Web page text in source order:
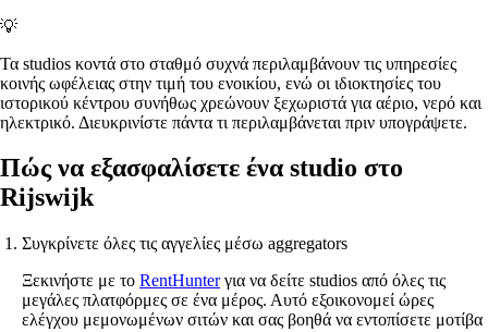
💡
Τα studios κοντά στο σταθμό συχνά περιλαμβάνουν τις υπηρεσίες
κοινής ωφέλειας στην τιμή του ενοικίου, ενώ οι ιδιοκτησίες του
ιστορικού κέντρου συνήθως χρεώνουν ξεχωριστά για αέριο, νερό και
ηλεκτρικό. Διευκρινίστε πάντα τι περιλαμβάνεται πριν υπογράψετε.
Πώς να εξασφαλίσετε ένα studio στο
Rijswijk
Συγκρίνετε όλες τις αγγελίες μέσω aggregators
Ξεκινήστε με το RentHunterγια να δείτε studios από όλες τις
μεγάλες πλατφόρμες σε ένα μέρος. Αυτό εξοικονομεί ώρες
ελέγχου μεμονωμένων σιτών και σας βοηθά να εντοπίσετε μοτίβα